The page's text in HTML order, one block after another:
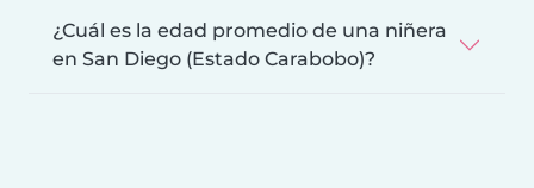
¿Cuál es la edad promedio de una niñera
en San Diego (Estado Carabobo)?